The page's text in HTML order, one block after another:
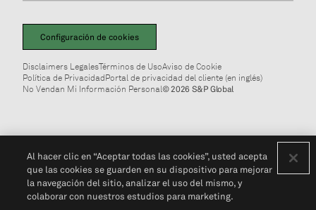
Configuración de cookies
Disclaimers LegalesTérminos de UsoAviso de Cookie
Política de PrivacidadPortal de privacidad del cliente (en inglés)
No Vendan Mi Información Personal© 2026 S&P Global
Al hacer clic en “Aceptar todas las cookies”, usted acepta
que las cookies se guarden en su dispositivo para mejorar
la navegación del sitio, analizar el uso del mismo, y
colaborar con nuestros estudios para marketing.